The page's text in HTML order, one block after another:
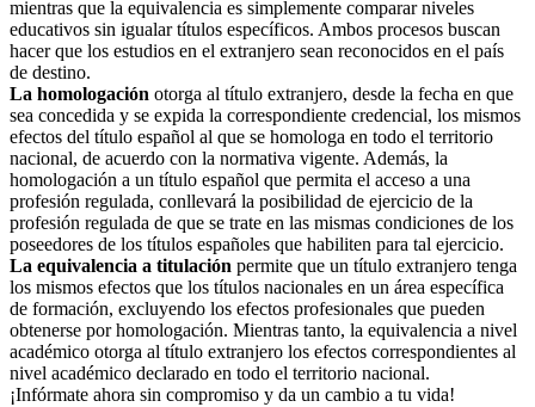
mientras que la equivalencia es simplemente comparar niveles
educativos sin igualar títulos específicos. Ambos procesos buscan
hacer que los estudios en el extranjero sean reconocidos en el país
de destino.
La homologación otorga al título extranjero, desde la fecha en que
sea concedida y se expida la correspondiente credencial, los mismos
efectos del título español al que se homologa en todo el territorio
nacional, de acuerdo con la normativa vigente. Además, la
homologación a un título español que permita el acceso a una
profesión regulada, conllevará la posibilidad de ejercicio de la
profesión regulada de que se trate en las mismas condiciones de los
poseedores de los títulos españoles que habiliten para tal ejercicio.
La equivalencia a titulación permite que un título extranjero tenga
los mismos efectos que los títulos nacionales en un área específica
de formación, excluyendo los efectos profesionales que pueden
obtenerse por homologación. Mientras tanto, la equivalencia a nivel
académico otorga al título extranjero los efectos correspondientes al
nivel académico declarado en todo el territorio nacional.
¡Infórmate ahora sin compromiso y da un cambio a tu vida!